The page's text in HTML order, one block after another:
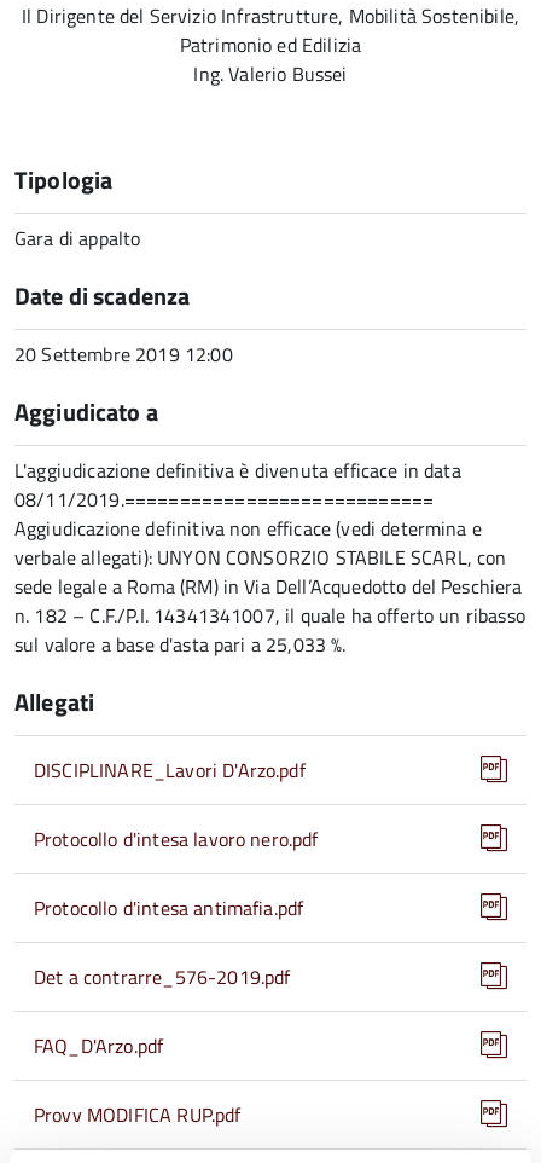
Il Dirigente del Servizio Infrastrutture, Mobilità Sostenibile,
Patrimonio ed Edilizia
Ing. Valerio Bussei
Tipologia
Gara di appalto
Date di scadenza
20 Settembre 2019 12:00
Aggiudicato a
L'aggiudicazione definitiva è divenuta efficace in data
08/11/2019.============================
Aggiudicazione definitiva non efficace (vedi determina e
verbale allegati): UNYON CONSORZIO STABILE SCARL, con
sede legale a Roma (RM) in Via Dell’Acquedotto del Peschiera
n. 182 – C.F./P.I. 14341341007, il quale ha offerto un ribasso
sul valore a base d'asta pari a 25,033 %.
Allegati
DISCIPLINARE_Lavori D'Arzo.pdf
Protocollo d'intesa lavoro nero.pdf
Protocollo d'intesa antimafia.pdf
Det a contrarre_576-2019.pdf
FAQ_D'Arzo.pdf
Provv MODIFICA RUP.pdf